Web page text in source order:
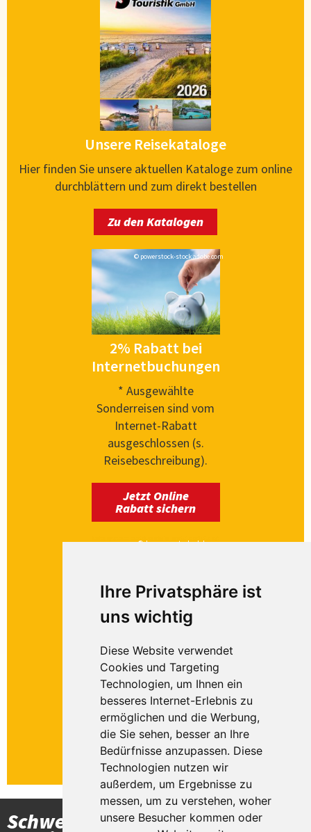
Ihre Privatsphäre ist
uns wichtig
Diese Website verwendet
Cookies und Targeting
Technologien, um Ihnen ein
besseres Internet-Erlebnis zu
ermöglichen und die Werbung,
die Sie sehen, besser an Ihre
Bedürfnisse anzupassen. Diese
Technologien nutzen wir
außerdem, um Ergebnisse zu
messen, um zu verstehen, woher
unsere Besucher kommen oder
Unsere Reisekataloge
Hier finden Sie unsere aktuellen Kataloge zum online
durchblättern und zum direkt bestellen
Zu den Katalogen
© powerstock-stock.adobe.com
2% Rabatt bei
Internetbuchungen
* Ausgewählte
Sonderreisen sind vom
Internet-Rabatt
ausgeschlossen (s.
Reisebeschreibung).
Jetzt Online
Rabatt sichern
© denayune-stock.adobe.com
Newsletter abonnieren
und zukünftig keine
Reiseangebote mehr
verpassen!
jetzt kostenlos
anmelden
Schwertheim Öffnungszeiten